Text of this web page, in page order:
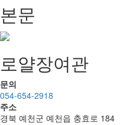
본문
로얄장여관
문의
054-654-2918
주소
경북 예천군 예천읍 충효로 184